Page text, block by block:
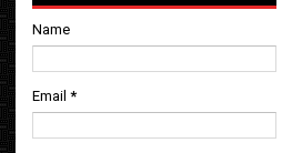
Name
Email *